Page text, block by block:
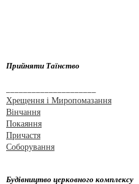
Прийняти Таїнство
Хрещення і Миропомазання
Вінчання
Покаяння
Причастя
Соборування
Будівництво церковного комплексу